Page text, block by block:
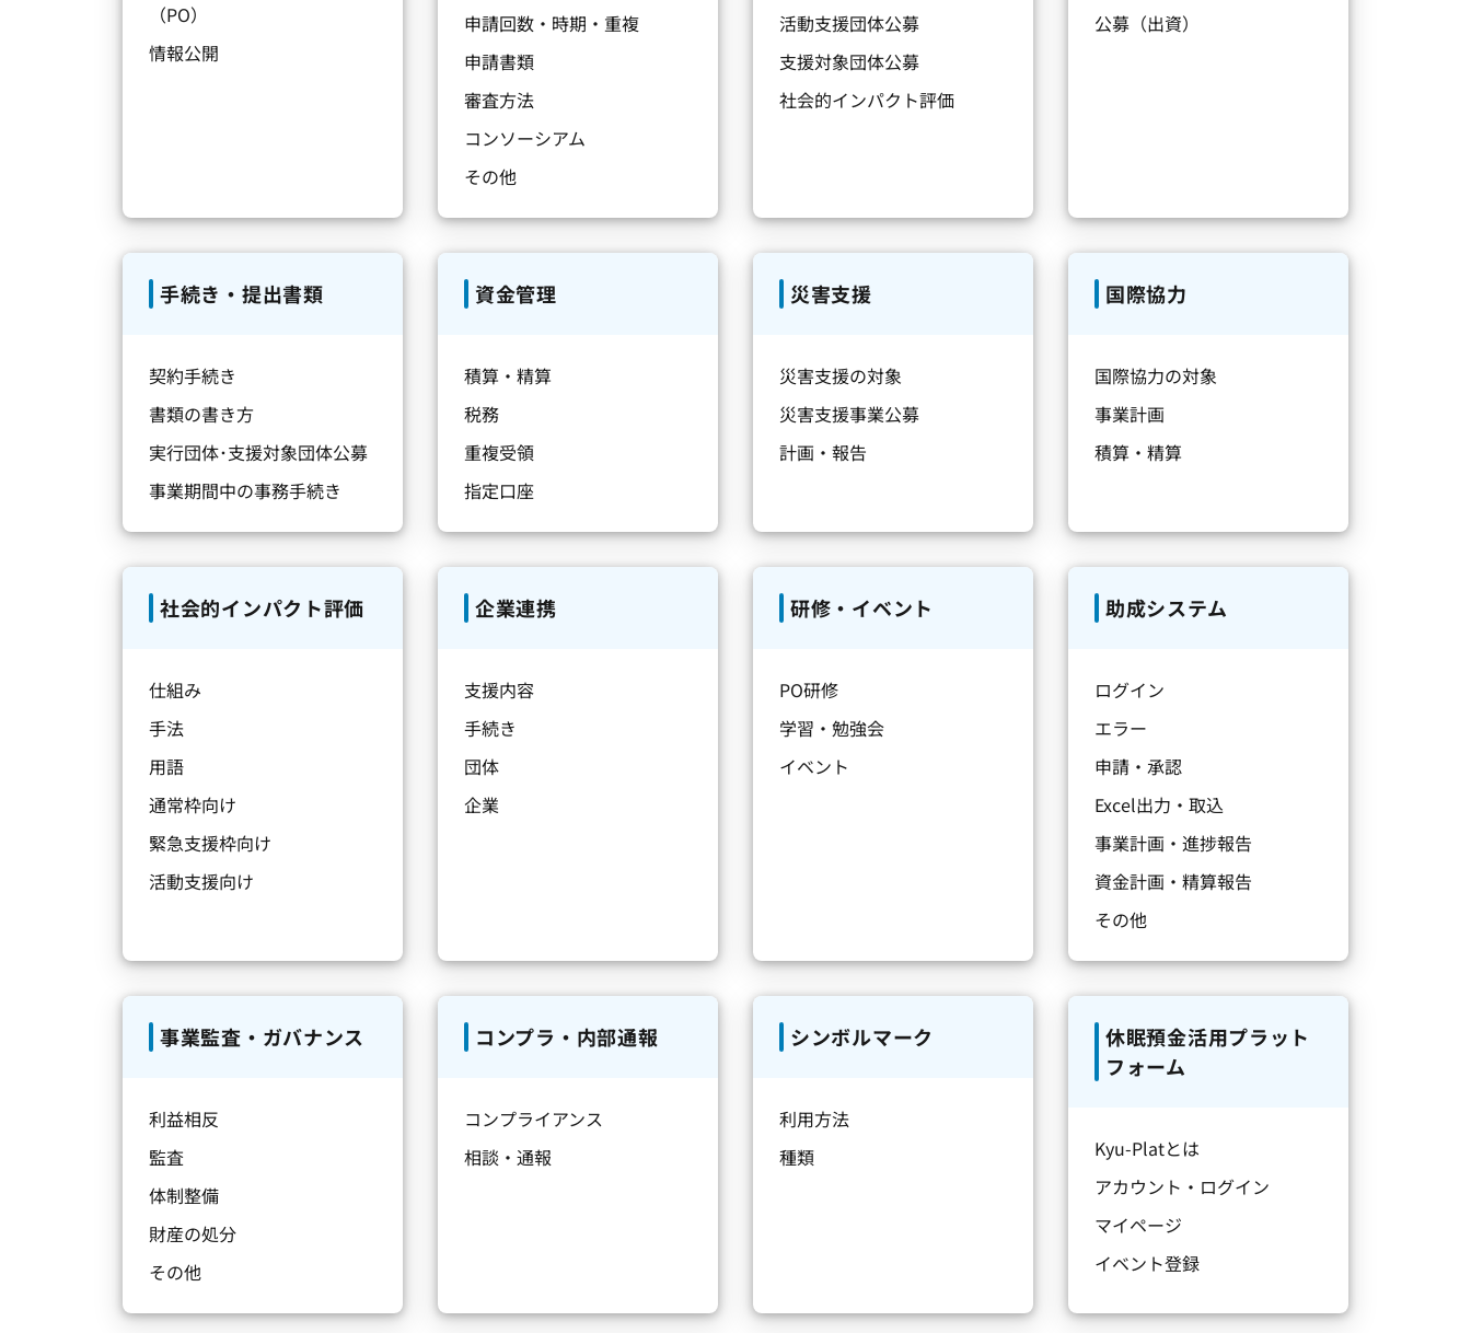
（PO）
情報公開
申請回数・時期・重複
申請書類
審査方法
コンソーシアム
その他
活動支援団体公募
支援対象団体公募
社会的インパクト評価
公募（出資）
手続き・提出書類
契約手続き
書類の書き方
実行団体･支援対象団体公募
事業期間中の事務手続き
資金管理
積算・精算
税務
重複受領
指定口座
災害支援
災害支援の対象
災害支援事業公募
計画・報告
国際協力
国際協力の対象
事業計画
積算・精算
社会的インパクト評価
仕組み
手法
用語
通常枠向け
緊急支援枠向け
活動支援向け
企業連携
支援内容
手続き
団体
企業
研修・イベント
PO研修
学習・勉強会
イベント
助成システム
ログイン
エラー
申請・承認
Excel出力・取込
事業計画・進捗報告
資金計画・精算報告
その他
事業監査・ガバナンス
利益相反
監査
体制整備
財産の処分
その他
コンプラ・内部通報
コンプライアンス
相談・通報
シンボルマーク
利用方法
種類
休眠預金活用プラット
フォーム
Kyu-Platとは
アカウント・ログイン
マイページ
イベント登録